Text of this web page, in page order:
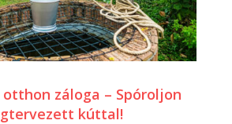
záloga – Spóroljon
kúttal!